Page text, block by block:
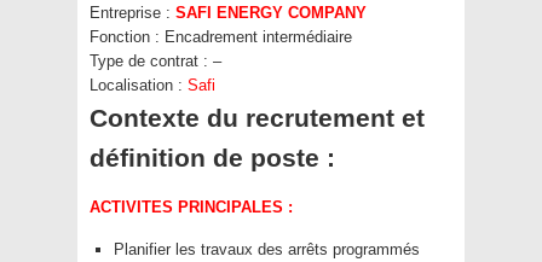
Entreprise : SAFI ENERGY COMPANY
Fonction : Encadrement intermédiaire
Type de contrat : –
Localisation : Safi
Contexte du recrutement et
définition de poste :
ACTIVITES PRINCIPALES :
Planifier les travaux des arrêts programmés